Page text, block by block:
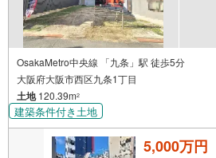
OsakaMetro中央線 「九条」駅 徒歩5分
大阪府大阪市西区九条1丁目
土地120.39m2
建築条件付き土地
5,000万円